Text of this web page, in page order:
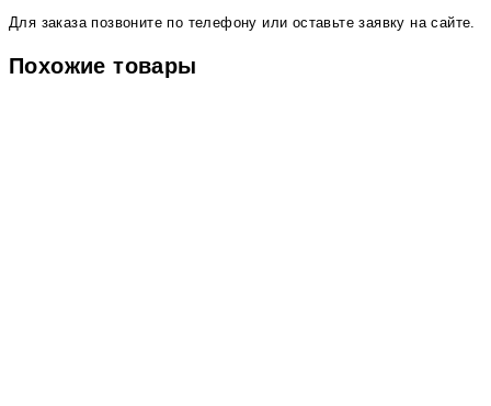
Для заказа позвоните по телефону или оставьте заявку на сайте.
Похожие товары